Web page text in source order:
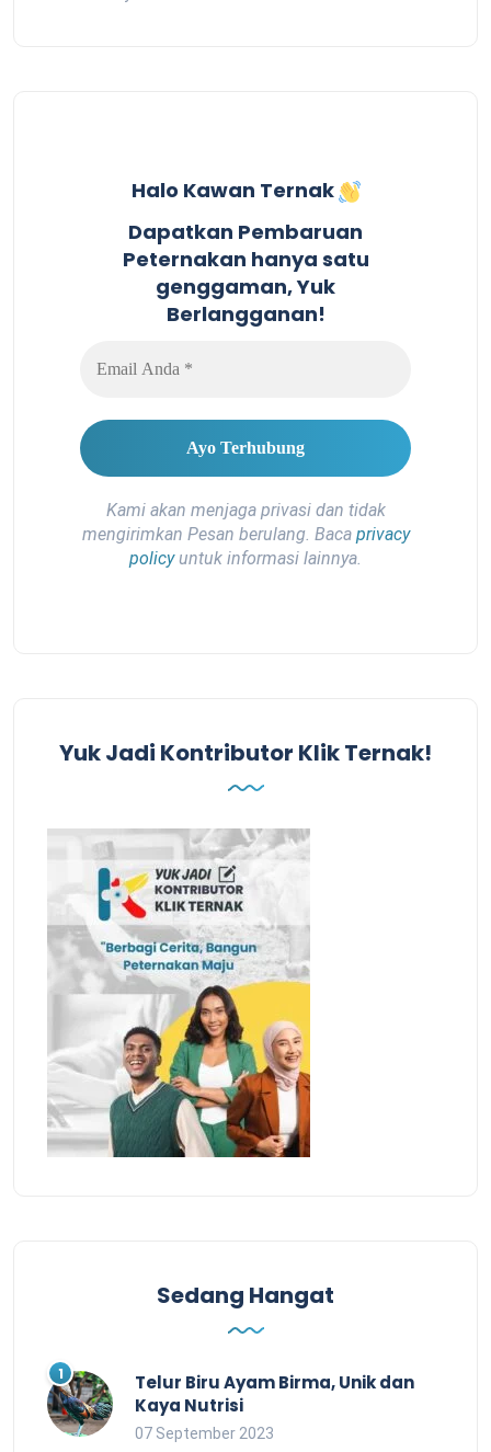
Halo Kawan Ternak
Dapatkan Pembaruan
Peternakan hanya satu
genggaman, Yuk
Berlangganan!
Kami akan menjaga privasi dan tidak
mengirimkan Pesan berulang. Baca privacy
policyuntuk informasi lainnya.
Yuk Jadi Kontributor Klik Ternak!
Sedang Hangat
Telur Biru Ayam Birma, Unik dan
Kaya Nutrisi
07 September 2023